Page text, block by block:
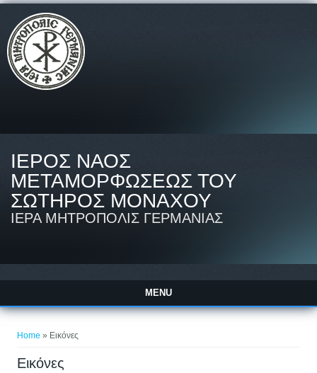
ΙΕΡΟΣ ΝΑΟΣ
ΜΕΤΑΜΟΡΦΩΣΕΩΣ ΤΟΥ
ΣΩΤΗΡΟΣ ΜΟΝΑΧΟΥ
ΙΕΡΑ ΜΗΤΡΟΠΟΛΙΣ ΓΕΡΜΑΝΙΑΣ
MENU
Home » Εικόνες
Εικόνες